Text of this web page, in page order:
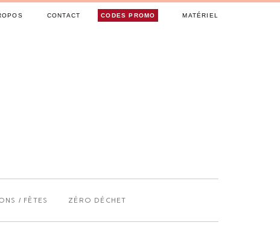
CONTACT CODES PROMO MATÉRIEL
/ FÊTES ZÉRO DÉCHET